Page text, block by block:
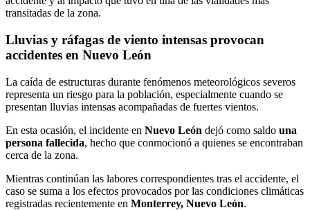
transitadas de la zona.
Lluvias y ráfagas de viento intensas provocan
accidentes en Nuevo León
La caída de estructuras durante fenómenos meteorológicos severos
representa un riesgo para la población, especialmente cuando se
presentan lluvias intensas acompañadas de fuertes vientos.
En esta ocasión, el incidente en Nuevo León dejó como saldo una
persona fallecida, hecho que conmocionó a quienes se encontraban
cerca de la zona.
Mientras continúan las labores correspondientes tras el accidente, el
caso se suma a los efectos provocados por las condiciones climáticas
registradas recientemente en Monterrey, Nuevo León.